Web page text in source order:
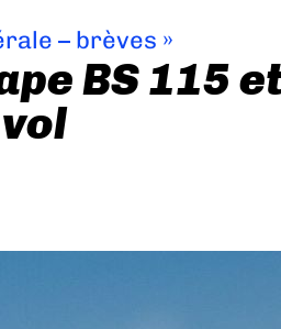
– brèves »
BS 115